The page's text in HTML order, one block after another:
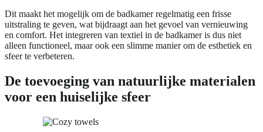
Dit maakt het mogelijk om de badkamer regelmatig een frisse
uitstraling te geven, wat bijdraagt aan het gevoel van vernieuwing
en comfort. Het integreren van textiel in de badkamer is dus niet
alleen functioneel, maar ook een slimme manier om de esthetiek en
sfeer te verbeteren.
De toevoeging van natuurlijke materialen
voor een huiselijke sfeer